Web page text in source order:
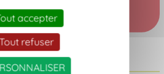
laïque
accepter
Tout refuser